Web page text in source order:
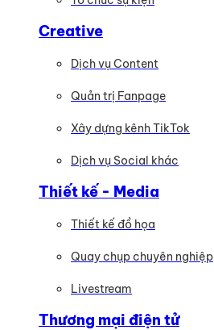
Creative
Dịch vụ Content
Quản trị Fanpage
Xây dựng kênh TikTok
Dịch vụ Social khác
Thiết kế - Media
Thiết kế đồ họa
Quay chụp chuyên nghiệp
Livestream
Thương mại điện tử